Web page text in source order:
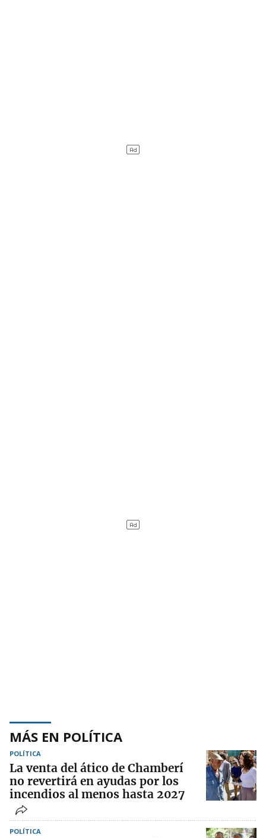
MÁS EN POLÍTICA
POLÍTICA
La venta del ático de Chamberí
no revertirá en ayudas por los
incendios al menos hasta 2027
POLÍTICA